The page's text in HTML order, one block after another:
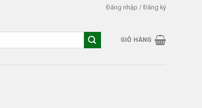
Đăng nhập / Đăng ký
GIỎ HÀNG